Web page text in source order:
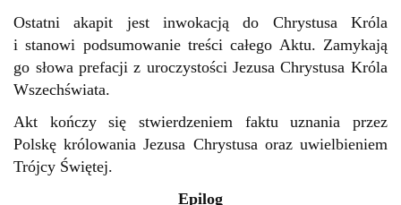
Ostatni akapit jest inwokacją do Chrystusa Króla
i stanowi podsumowanie treści całego Aktu. Zamykają
go słowa prefacji z uroczystości Jezusa Chrystusa Króla
Wszechświata.
Akt kończy się stwierdzeniem faktu uznania przez
Polskę królowania Jezusa Chrystusa oraz uwielbieniem
Trójcy Świętej.
Epilog